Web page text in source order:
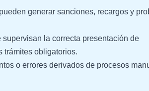
generar sanciones, recargos y
la correcta presentación de
trámites obligatorios.
o errores derivados de procesos